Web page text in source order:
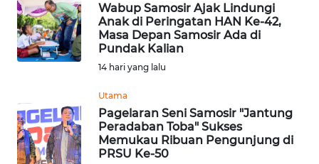
Wabup Samosir Ajak Lindungi
Anak di Peringatan HAN Ke-42,
Masa Depan Samosir Ada di
Pundak Kalian
14 hari yang lalu
Utama
Pagelaran Seni Samosir "Jantung
Peradaban Toba" Sukses
Memukau Ribuan Pengunjung di
PRSU Ke-50
WN
TAPANULI
SELATAN
LESUNG
WN
KARO